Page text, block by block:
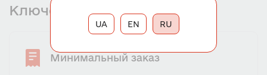
Ключевая информация
Минимальный заказ
RU
UA EN